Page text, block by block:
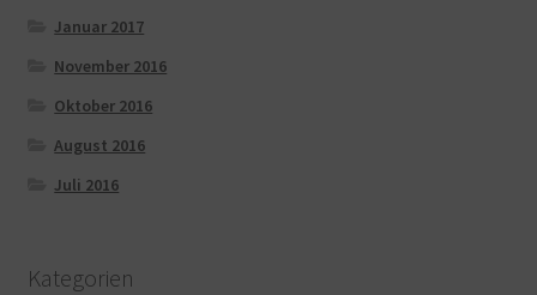
Januar 2017
November 2016
Oktober 2016
August 2016
Juli 2016
Kategorien